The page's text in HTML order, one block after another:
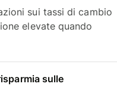
sui tassi di cambio
elevate quando
sulle